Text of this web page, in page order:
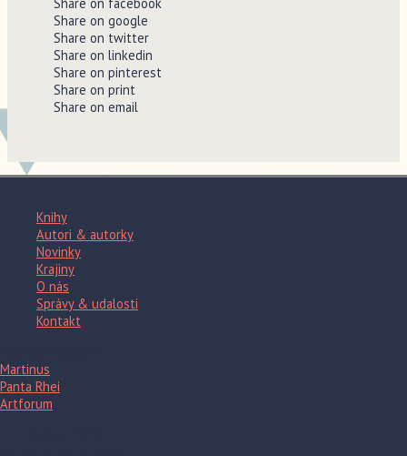
Share on google
Share on twitter
Share on linkedin
Share on pinterest
Share on print
Share on email
Knihy
Autori & autorky
Novinky
Krajiny
O nás
Správy & udalosti
Kontakt
Martinus
Panta Rhei
Artforum